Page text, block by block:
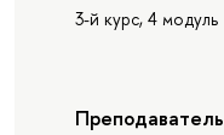
3-й курс, 4 модуль
Преподаватель